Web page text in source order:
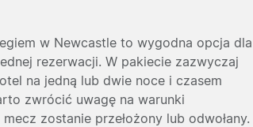
w Newcastle to wygodna opcja dla
rezerwacji. W pakiecie zazwyczaj
na jedną lub dwie noce i czasem
zwrócić uwagę na warunki
zostanie przełożony lub odwołany.